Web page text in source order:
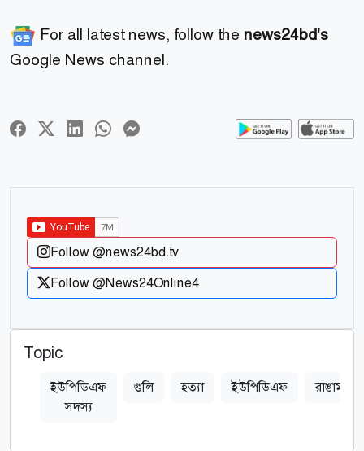
For all latest news, follow the news24bd's
Google News channel.
Follow @news24bd.tv
Follow @News24Online4
Topic
ইউপিডিএফ
সদস্য
গুলি হত্যা ইউপিডিএফ রাঙামাটি